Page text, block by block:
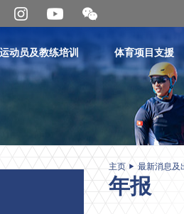
开
合
维
运动员及教练培训 体育项目支援
主页 最新消息及
年报